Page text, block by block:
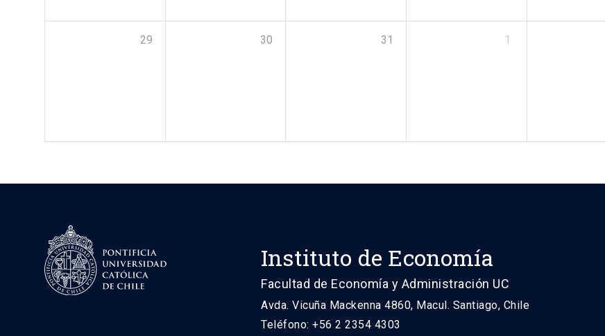
29 30 31 1
Instituto de Economía
Facultad de Economía y Administración UC
Avda. Vicuña Mackenna 4860, Macul. Santiago, Chile
Teléfono: +56 2 2354 4303